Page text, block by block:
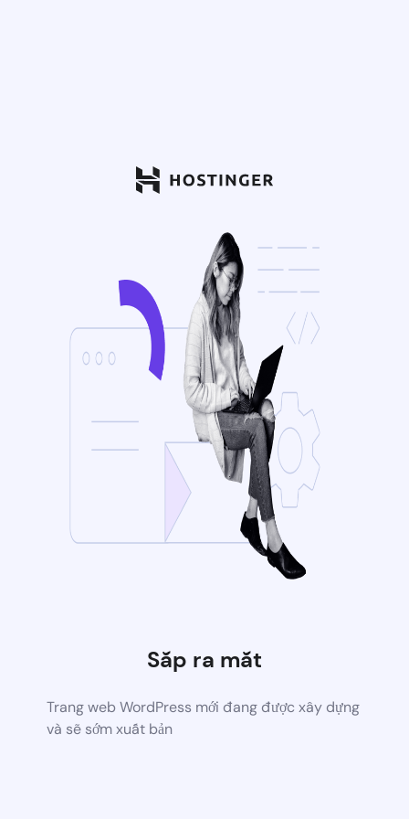
Sắp ra mắt
Trang web WordPress mới đang được xây dựng
và sẽ sớm xuất bản